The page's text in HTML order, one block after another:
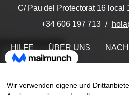
C/ Pau del Protectorat 16 local
+34 606 197 713
HILFE ÜBER UNS
Wir verwenden eigene und